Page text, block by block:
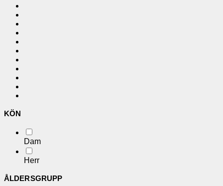
KÖN
Dam
Herr
ÅLDERSGRUPP